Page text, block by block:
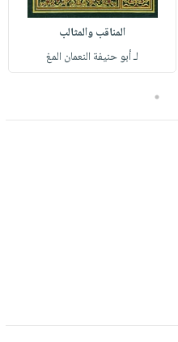
المناقب والمثالب
لـ أبو حنيفة النعمان المغ
3